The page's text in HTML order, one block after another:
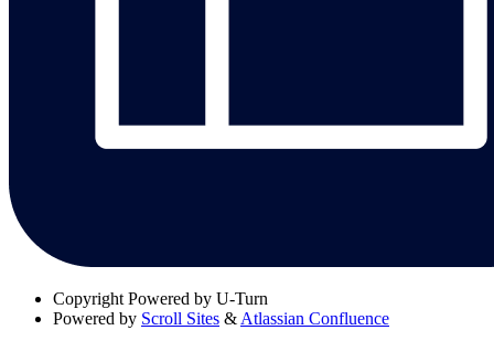
Copyright Powered by U-Turn
Powered by Scroll Sites & Atlassian Confluence